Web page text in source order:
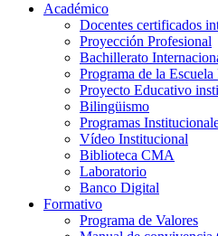
Académico
Docentes certificados
Proyección Profesional
Bachillerato
Programa de la
Proyecto Educativo
Bilingüismo
Programas
Vídeo Institucional
Biblioteca CMA
Laboratorio
Banco Digital
Formativo
Programa de Valores